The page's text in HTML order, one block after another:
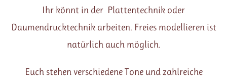
Ihr könnt in der Plattentechnik oder
Daumendrucktechnik arbeiten. Freies modellieren ist
natürlich auch möglich.
Euch stehen verschiedene Tone und zahlreiche